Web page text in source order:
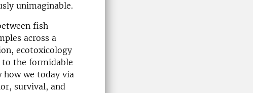
unimaginable.
fish
across a
ecotoxicology
to the formidable
how we today via
survival, and